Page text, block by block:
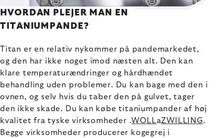
HVORDAN PLEJER MAN EN
TITANIUMPANDE?
Titan er en relativ nykommer på pandemarkedet,
og den har ikke noget imod næsten alt. Den kan
klare temperaturændringer og hårdhændet
behandling uden problemer. Du kan bage med den i
ovnen, og selv hvis du taber den på gulvet, tager
den ikke skade. Du kan købe titaniumpander af høj
kvalitet fra tyske virksomheder .WOLLaZWILLING.
Begge virksomheder producerer kogegrej i